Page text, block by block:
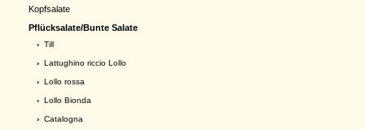
Kopfsalate
Pflücksalate/Bunte Salate
› Till
› Lattughino riccio Lollo
› Lollo rossa
› Lollo Bionda
› Catalogna